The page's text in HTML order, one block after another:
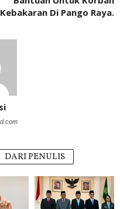
Kebakaran Di Pango Raya.
DARI PENULIS